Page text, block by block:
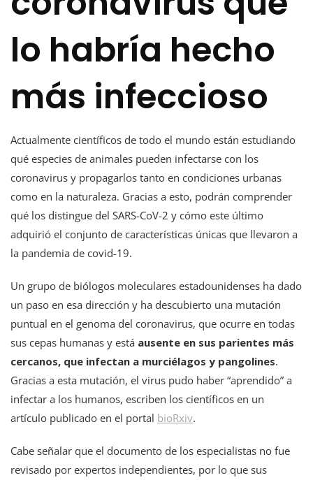
lo habría hecho
más infeccioso
Actualmente científicos de todo el mundo están estudiando
qué especies de animales pueden infectarse con los
coronavirus y propagarlos tanto en condiciones urbanas
como en la naturaleza. Gracias a esto, podrán comprender
qué los distingue del SARS-CoV-2 y cómo este último
adquirió el conjunto de características únicas que llevaron a
la pandemia de covid-19.
Un grupo de biólogos moleculares estadounidenses ha dado
un paso en esa dirección y ha descubierto una mutación
puntual en el genoma del coronavirus, que ocurre en todas
sus cepas humanas y está ausente en sus parientes más
cercanos, que infectan a murciélagos y pangolines.
Gracias a esta mutación, el virus pudo haber “aprendido” a
infectar a los humanos, escriben los científicos en un
artículo publicado en el portal bioRxiv.
Cabe señalar que el documento de los especialistas no fue
revisado por expertos independientes, por lo que sus